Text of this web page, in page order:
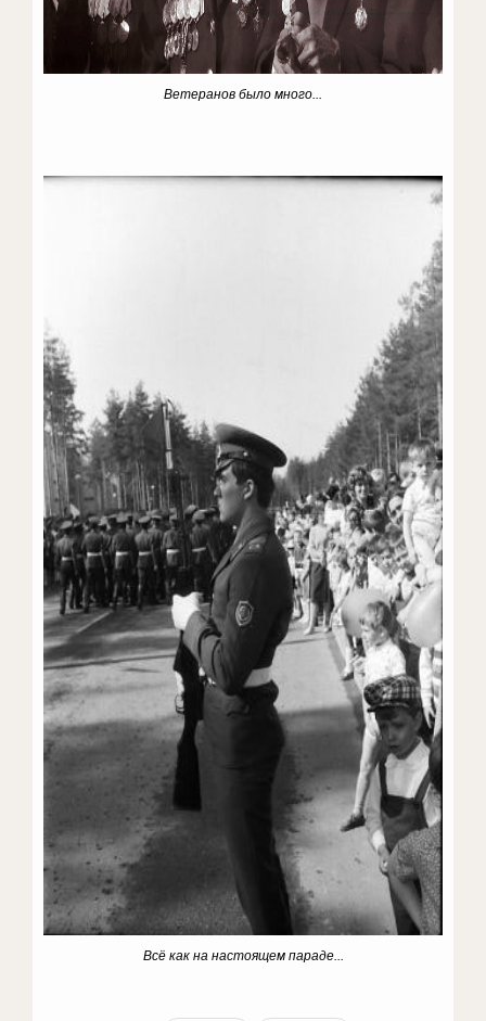
Ветеранов было много...
Всё как на настоящем параде...